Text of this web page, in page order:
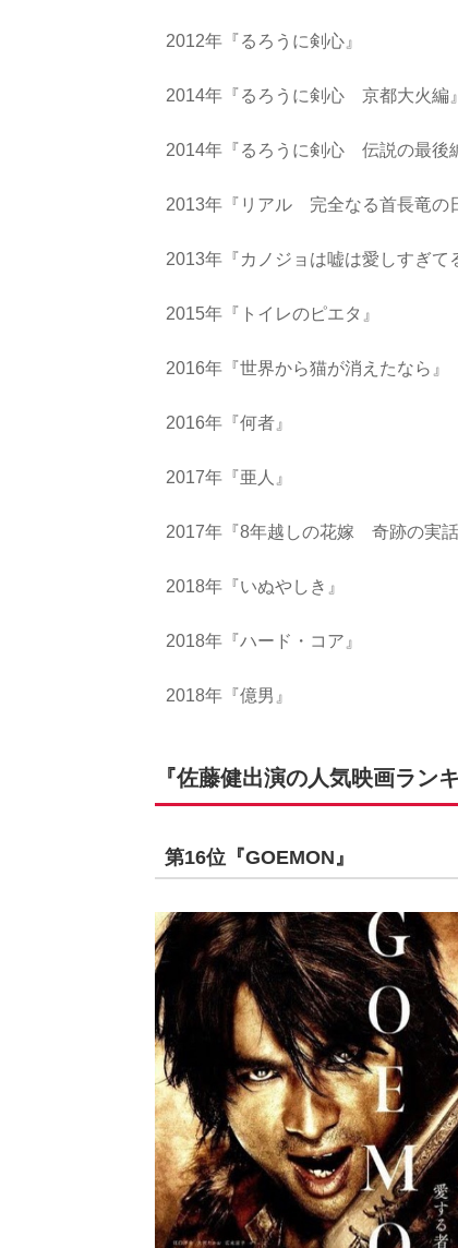
2012年『るろうに剣心』
2014年『るろうに剣心 京都大火編』
2014年『るろうに剣心 伝説の最後
2013年『リアル 完全なる首長竜の
2013年『カノジョは嘘は愛しすぎて
2015年『トイレのピエタ』
2016年『世界から猫が消えたなら』
2016年『何者』
2017年『亜人』
2017年『8年越しの花嫁 奇跡の実話
2018年『いぬやしき』
2018年『ハード・コア』
2018年『億男』
『佐藤健出演の人気映画ラン
第16位『GOEMON』